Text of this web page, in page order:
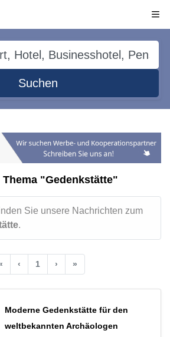
Suchen
"Gedenkstätte"
Sie unsere Nachrichten zum
.
‹ 1 › »
Moderne Gedenkstätte für den
weltbekannten Archäologen